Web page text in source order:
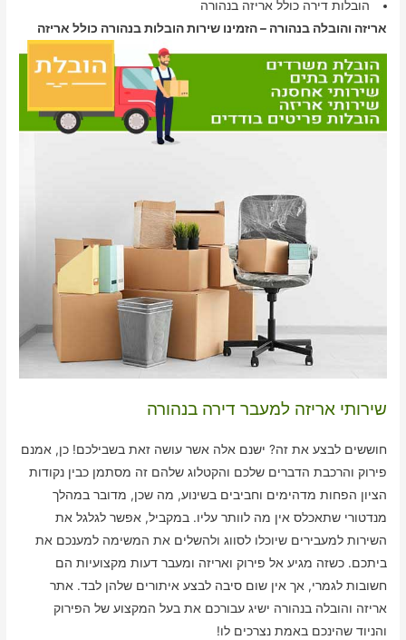
הובלות דירה כולל אריזה בנהורה
אריזה והובלה בנהורה – הזמינו שירות הובלות בנהורה כולל אריזה
שירותי אריזה למעבר דירה בנהורה
חוששים לבצע את זה? ישנם אלה אשר עושה זאת בשבילכם! כן, אמנם
פירוק והרכבת הדברים שלכם והקטלוג שלהם זה מסתמן כבין נקודות
הציון הפחות מדהימים וחביבים בשינוע, מה שכן, מדובר במהלך
מנדטורי שתאכלס אין מה לוותר עליו. במקביל, אפשר לגלגל את
השירות למעבירים שיוכלו לסווג ולהשלים את המשימה למענכם את
ביתכם. כשזה מגיע אל פירוק ואריזה ומעבר דעות מקצועיות הם
חשובות לגמרי, אך אין שום סיבה לבצע איתורים שלהן לבד. אתר
אריזה והובלה בנהורה ישיג עבורכם את בעל המקצוע של הפירוק
והניוד שהינכם באמת נצרכים לו!